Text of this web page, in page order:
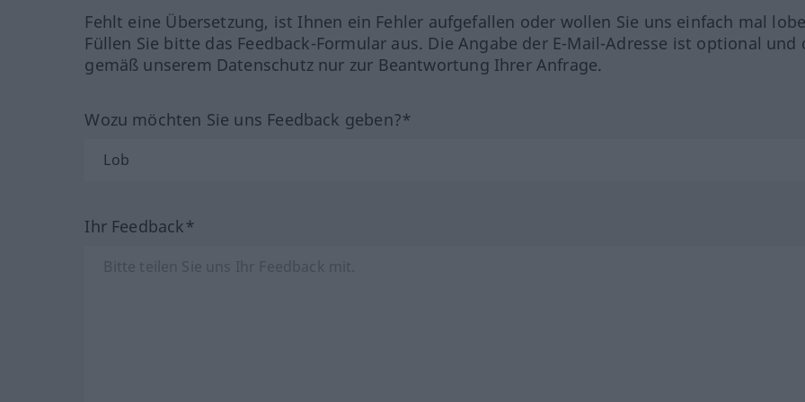
Fehlt eine Übersetzung, ist Ihnen ein Fehler aufgefallen oder wollen Sie uns einfach mal
Füllen Sie bitte das Feedback-Formular aus. Die Angabe der E-Mail-Adresse ist optional und
gemäß unserem Datenschutz nur zur Beantwortung Ihrer Anfrage.
Wozu möchten Sie uns Feedback geben?*
Ihr Feedback*